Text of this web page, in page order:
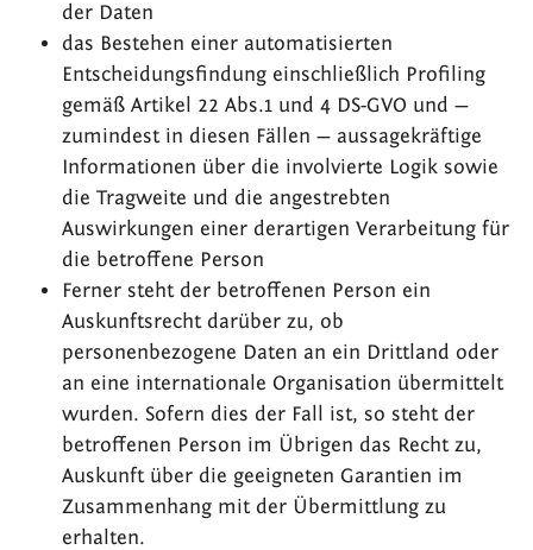
der Daten
das Bestehen einer automatisierten
Entscheidungsfindung einschließlich Profiling
gemäß Artikel 22 Abs.1 und 4 DS-GVO und —
zumindest in diesen Fällen — aussagekräftige
Informationen über die involvierte Logik sowie
die Tragweite und die angestrebten
Auswirkungen einer derartigen Verarbeitung für
die betroffene Person
Ferner steht der betroffenen Person ein
Auskunftsrecht darüber zu, ob
personenbezogene Daten an ein Drittland oder
an eine internationale Organisation übermittelt
wurden. Sofern dies der Fall ist, so steht der
betroffenen Person im Übrigen das Recht zu,
Auskunft über die geeigneten Garantien im
Zusammenhang mit der Übermittlung zu
erhalten.